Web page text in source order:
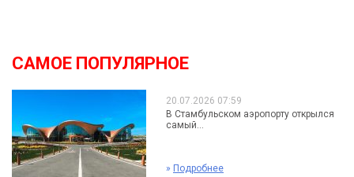
САМОЕ ПОПУЛЯРНОЕ
20.07.2026 07:59
В Стамбульском аэропорту открылся
самый...
» Подробнее